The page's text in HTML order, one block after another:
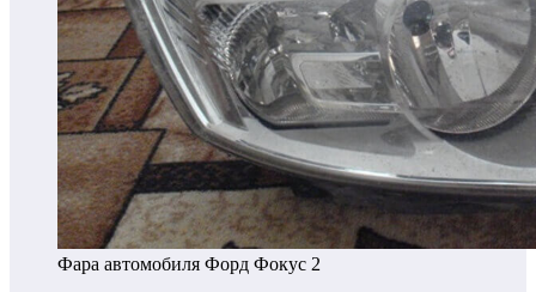
Фара автомобиля Форд Фокус 2